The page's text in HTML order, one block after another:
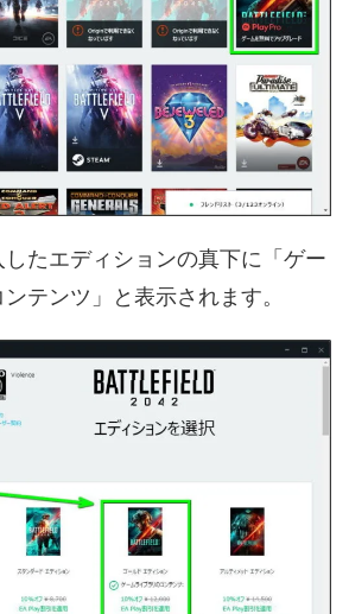
たエディションの真下に「ゲー
テンツ」と表示されます。